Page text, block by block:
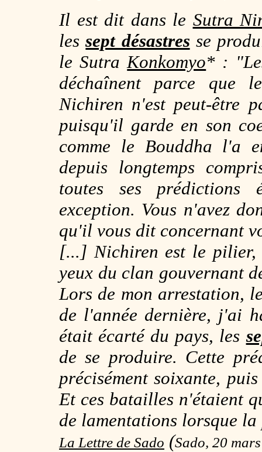
Il est dit dans le Sutra
lessept désastres se
leSutraKonkomyo* :
déchaînent parce que
Nichiren n'est peut-être
puisqu'il garde en son
comme le Bouddha l'a
depuis longtemps
toutes ses prédictions
exception. Vous n'avez
qu'il vous dit concernant
[...] Nichiren est le
yeux du clan gouvernant
Lors de mon arrestation,
de l'année dernière, j'ai
était écarté du pays, les
de se produire. Cette
précisément soixante,
Et ces batailles n'étaient
de lamentations lorsque
La Lettre de Sado (Sado, 20